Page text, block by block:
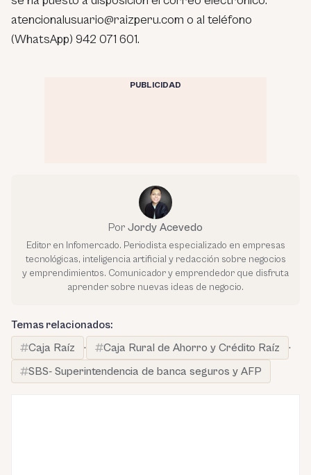
atencionalusuario@raizperu.com o al teléfono
(WhatsApp) 942 071 601.
PUBLICIDAD
Por Jordy Acevedo
Editor en Infomercado. Periodista especializado en empresas
tecnológicas, inteligencia artificial y redacción sobre negocios
y emprendimientos. Comunicador y emprendedor que disfruta
aprender sobre nuevas ideas de negocio.
Temas relacionados:
Caja Raíz
· Caja Rural de Ahorro y Crédito Raíz
·
SBS- Superintendencia de banca seguros y AFP